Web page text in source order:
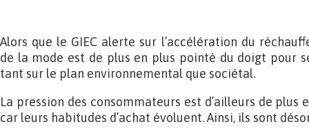
Alors que le GIEC alerte sur l’accélération du
de la mode est de plus en plus pointé du doigt pour
tant sur le plan environnemental que sociétal.
La pression des consommateurs est d’ailleurs de plus
car leurs habitudes d’achat évoluent. Ainsi, ils sont